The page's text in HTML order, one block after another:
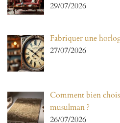
29/07/2026
Fabriquer une
27/07/2026
Comment bien
musulman ?
26/07/2026